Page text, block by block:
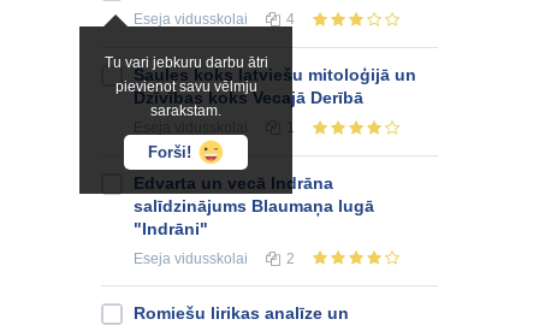
Tu vari jebkuru darbu ātri
pievienot savu vēlmju
sarakstam.
Forši!
Eseja vidusskolai 4
Saules koks latviešu mitoloģijā un
Dzīvības koks Vecajā Derībā
1
Edvarta un vecā Indrāna
salīdzinājums Blaumaņa lugā
"Indrāni"
Eseja vidusskolai 2
Romiešu lirikas analīze un